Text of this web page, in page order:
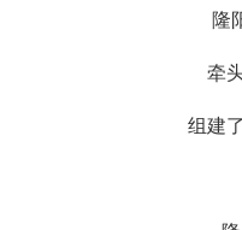
隆阳
牵头5
组建了2